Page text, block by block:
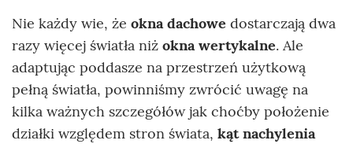
Nie każdy wie, że okna dachowe dostarczają dwa
razy więcej światła niż okna wertykalne. Ale
adaptując poddasze na przestrzeń użytkową
pełną światła, powinniśmy zwrócić uwagę na
kilka ważnych szczegółów jak choćby położenie
działki względem stron świata, kąt nachylenia